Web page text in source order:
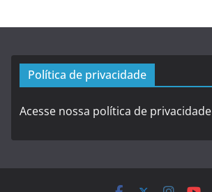
Política de privacidade
Acesse nossa política de privacidade